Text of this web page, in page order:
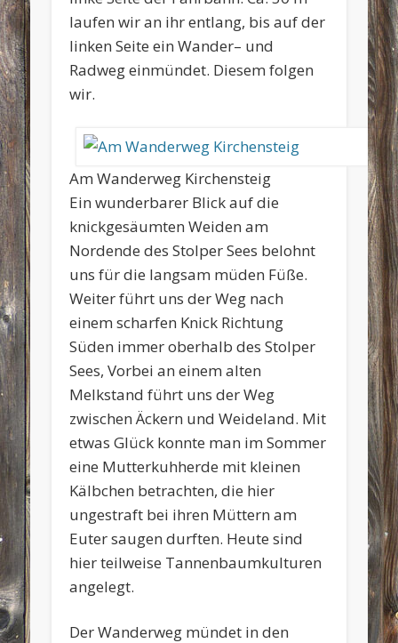
laufen wir an ihr entlang, bis auf der
linken Seite ein Wander– und
Radweg einmündet. Diesem folgen
wir.
Am Wanderweg Kirchensteig
Ein wunderbarer Blick auf die
knickgesäumten Weiden am
Nordende des Stolper Sees belohnt
uns für die langsam müden Füße.
Weiter führt uns der Weg nach
einem scharfen Knick Richtung
Süden immer oberhalb des Stolper
Sees, Vorbei an einem alten
Melkstand führt uns der Weg
zwischen Äckern und Weideland. Mit
etwas Glück konnte man im Sommer
eine Mutterkuhherde mit kleinen
Kälbchen betrachten, die hier
ungestraft bei ihren Müttern am
Euter saugen durften. Heute sind
hier teilweise Tannenbaumkulturen
angelegt.
Der Wanderweg mündet in den